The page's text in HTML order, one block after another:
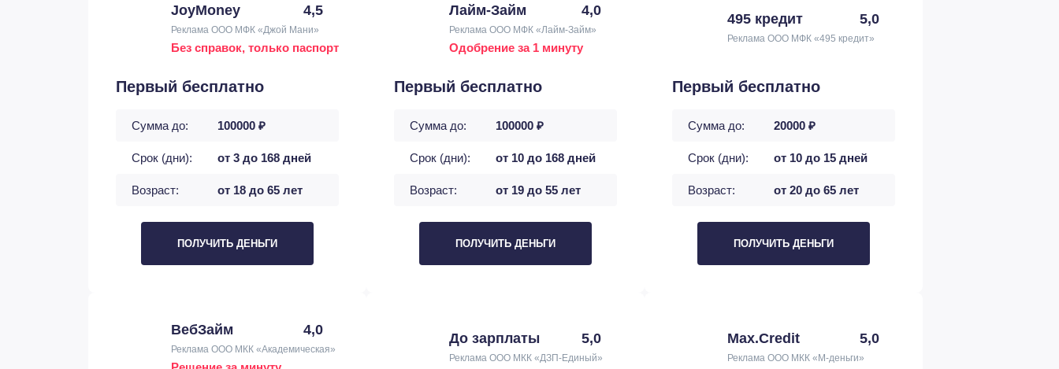
JoyMoney 4,5
Реклама ООО МФК «Джой Мани»
Без справок, только паспорт
Первый бесплатно
Сумма до: 100000 ₽
Срок (дни): от 3 до 168 дней
Возраст: от 18 до 65 лет
ПОЛУЧИТЬ ДЕНЬГИ
Лайм-Займ 4,0
Реклама ООО МФК «Лайм-Займ»
Одобрение за 1 минуту
Первый бесплатно
Сумма до: 100000 ₽
Срок (дни): от 10 до 168 дней
Возраст: от 19 до 55 лет
ПОЛУЧИТЬ ДЕНЬГИ
495 кредит 5,0
Реклама ООО МФК «495 кредит»
Первый бесплатно
Сумма до: 20000 ₽
Срок (дни): от 10 до 15 дней
Возраст: от 20 до 65 лет
ПОЛУЧИТЬ ДЕНЬГИ
ВебЗайм 4,0
Реклама ООО МКК «Академическая»
До зарплаты 5,0
Реклама ООО МКК «ДЗП-Единый»
Max.Credit 5,0
Реклама ООО МКК «М-деньги»